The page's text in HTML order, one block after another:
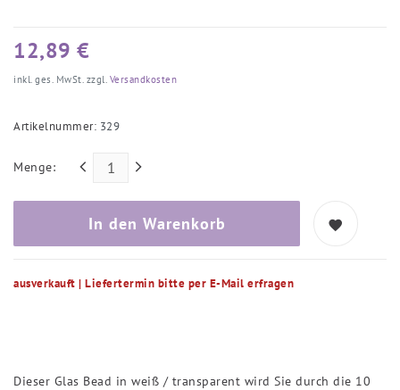
12,89 €
inkl. ges. MwSt. zzgl. Versandkosten
Artikelnummer: 329
Menge:
In den Warenkorb
ausverkauft | Liefertermin bitte per E-Mail erfragen
Dieser Glas Bead in weiß / transparent wird Sie durch die 10